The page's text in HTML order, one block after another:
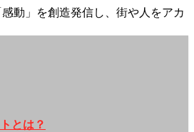
動」を創造発信し、街や人をアカ
とは？